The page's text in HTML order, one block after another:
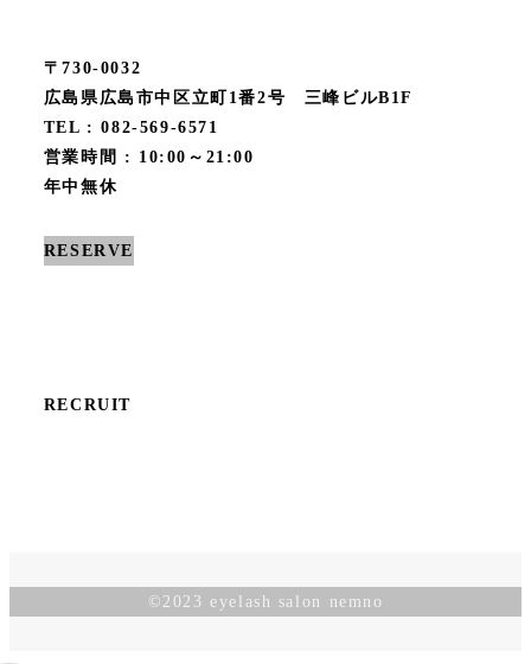
〒730-0032
広島県広島市中区立町1番2号 三峰ビルB1F
TEL : 082-569-6571
営業時間 : 10:00～21:00
年中無休
RESERVE
RECRUIT
©︎2023 eyelash salon nemno